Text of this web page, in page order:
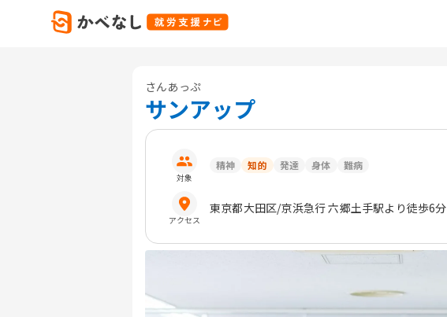
さんあっぷ
サンアップ
対象
精神 知的 発達 身体 難病
アクセス
東京都大田区/京浜急行 六郷土手駅より徒歩6分